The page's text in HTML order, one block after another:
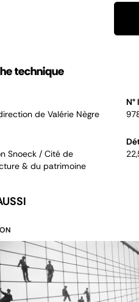
technique
de Valérie Nègre
Snoeck / Cité de
& du patrimoine
N°